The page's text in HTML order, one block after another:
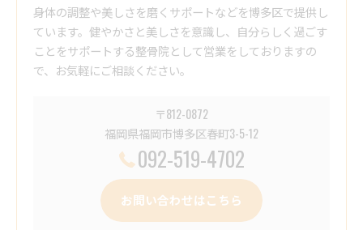
身体の調整や美しさを磨くサポートなどを博多区で提供し
ています。健やかさと美しさを意識し、自分らしく過ごす
ことをサポートする整骨院として営業をしておりますの
で、お気軽にご相談ください。
〒812-0872
福岡県福岡市博多区春町3-5-12
092-519-4702
お問い合わせはこちら